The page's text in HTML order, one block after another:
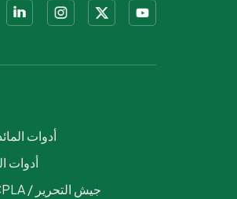
أدوات
أدوات